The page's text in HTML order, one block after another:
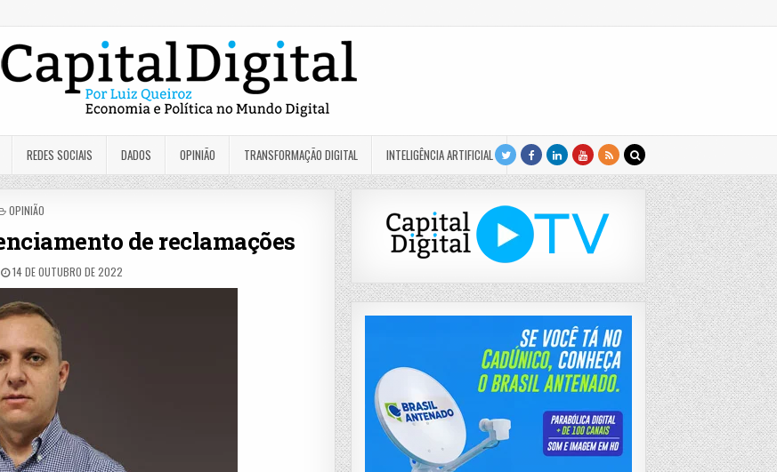
REDES SOCIAIS DADOS OPINIÃO TRANSFORMAÇÃO DIGITAL INTELIGÊNCIA ARTIFICIAL
POSTED
OPINIÃO
de reclamações
14 DE OUTUBRO DE 2022